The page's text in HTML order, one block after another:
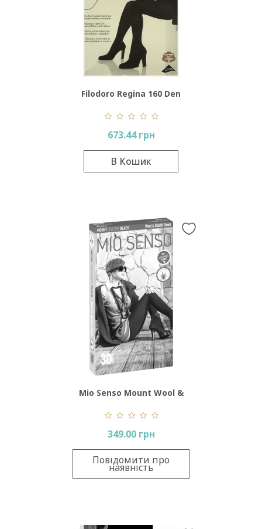
Filodoro Regina 160 Den
673.44 грн
В Кошик
Mio Senso Mount Wool &
Rabbit Down
349.00 грн
Повідомити про
наявність